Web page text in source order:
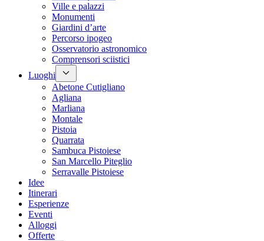
Ville e palazzi
Monumenti
Giardini d’arte
Percorso ipogeo
Osservatorio astronomico
Comprensori sciistici
Luoghi
Abetone Cutigliano
Agliana
Marliana
Montale
Pistoia
Quarrata
Sambuca Pistoiese
San Marcello Piteglio
Serravalle Pistoiese
Idee
Itinerari
Esperienze
Eventi
Alloggi
Offerte